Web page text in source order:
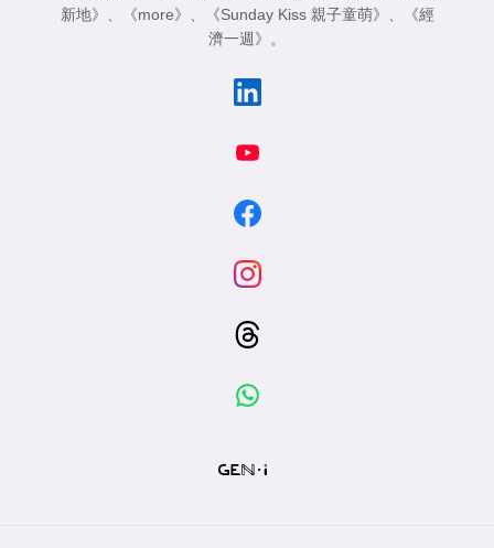
新地》
《more》 《Sunday Kiss 親子童萌》
《經
濟一週》
。